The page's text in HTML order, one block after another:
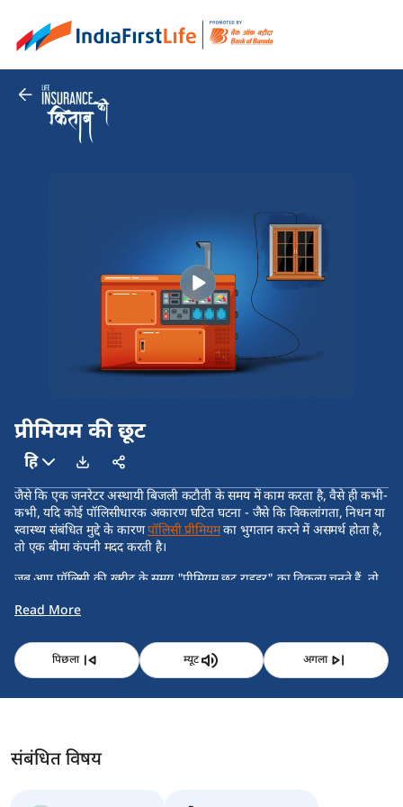
प्रीमियम की छूट
हि
जैसे कि एक जनरेटर अस्थायी बिजली कटौती के समय में काम करता है, वैसे ही कभी-
कभी, यदि कोई पॉलिसीधारक अकारण घटित घटना - जैसे कि विकलांगता, निधन या
स्वास्थ्य संबंधित मुद्दे के कारणपॉलिसी प्रीमियमका भुगतान करने में असमर्थ होता है,
तो एक बीमा कंपनी मदद करती है।
जब आप पॉलिसी की खरीद के समय "प्रीमियम छूट राइडर" का विकल्प चुनते हैं, तो
यहराइडरअनिवार्य रूप से यह सुनिश्चित करता है कि आपकी पॉलिसी अपने सभी
से नहीं कर सकें। ये कारण पालिसी या राइडर विकल्प में पहले से मौजूद होते हैं।
Read More
पिछला म्यूट अगला
संबंधित विषय